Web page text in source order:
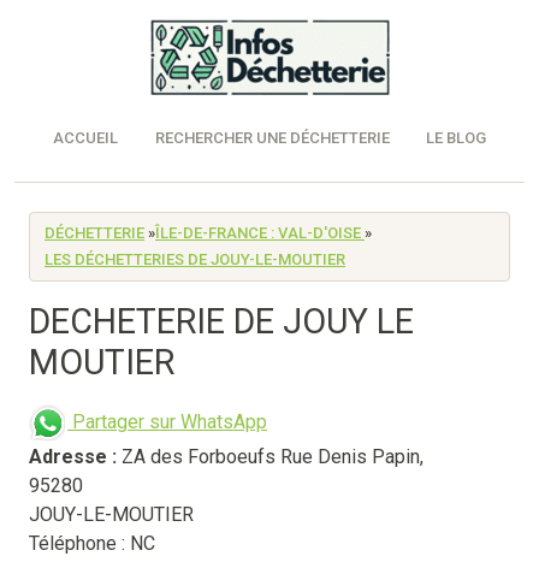
ACCUEIL RECHERCHER UNE DÉCHETTERIE LE BLOG
DÉCHETTERIE »ÎLE-DE-FRANCE : VAL-D'OISE »
LES DÉCHETTERIES DE JOUY-LE-MOUTIER
DECHETERIE DE JOUY LE
MOUTIER
Partager sur WhatsApp
Adresse : ZA des Forboeufs Rue Denis Papin,
95280
JOUY-LE-MOUTIER
Téléphone : NC